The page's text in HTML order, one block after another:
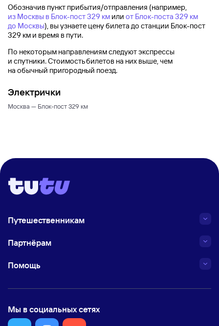
Обозначив пункт прибытия/отправления (например,
из Москвы в Блок-пост 329 км или от Блок-поста 329 км
до Москвы), вы узнаете цену билета до станции Блок-пост
329 км и время в пути.
По некоторым направлениям следуют экспрессы
и спутники. Стоимость билетов на них выше, чем
на обычный пригородный поезд.
Электрички
Москва — Блок-пост 329 км
Путешественникам
Партнёрам
Помощь
Мы в социальных сетях